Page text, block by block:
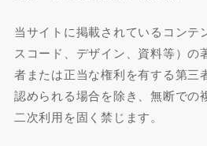
当サイトに掲載されているコンテ
スコード、デザイン、資料等）の
者または正当な権利を有する第三
認められる場合を除き、無断での
二次利用を固く禁じます。